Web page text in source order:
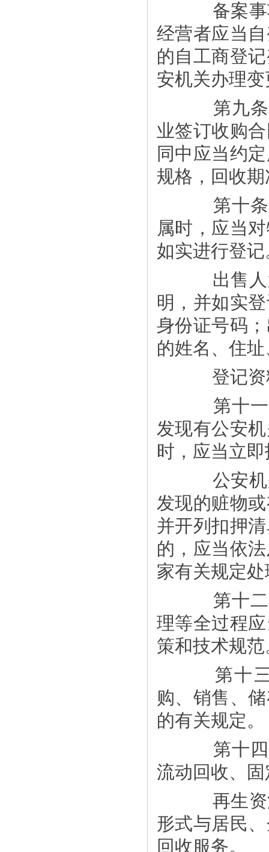
备案事
经营者应当
的自工商登
安机关办理
第九条
业签订收购
同中应当约
规格，回收
第十条
属时，应当
如实进行登记
出售人
明，并如实
身份证号码
的姓名、住
登记资
第十一
发现有公安
时，应当立
公安机
发现的赃物
并开列扣押
的，应当依
家有关规定
第十二
理等全过程
策和技术规范
第十三
购、销售、
的有关规定。
第十四
流动回收、
再生资
形式与居民
回收服务。